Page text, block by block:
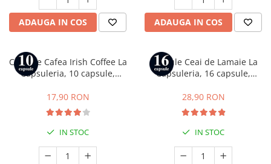
ADAUGA IN COS ADAUGA IN COS
Capsule Cafea Irish Coffee La
Capsuleria, 10 capsule,
17,90 RON
IN STOC
Capsule Ceai de Lamaie La
Capsuleria, 16 capsule,
28,90 RON
IN STOC